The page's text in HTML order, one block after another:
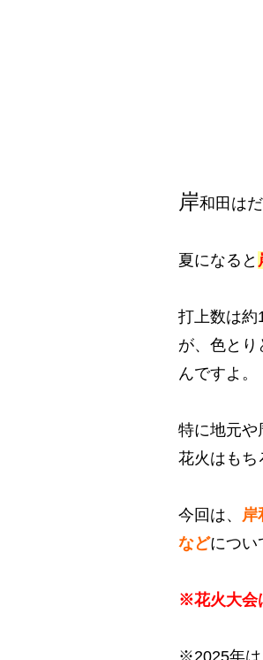
岸和田は
夏になると
打上数は約
が、色とり
んですよ。
特に地元や
花火はもち
今回は、 岸
などについ
※花火大会
※2025年は